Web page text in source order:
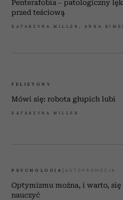
Penterafobia – patologiczny lęk
przed teściową
KATARZYNA MILLER, ANNA
FELIETONY
Mówi się: robota głupich lubi
KATARZYNA MILLER
PSYCHOLOGIA
Optymizmu można, i warto, się
nauczyć